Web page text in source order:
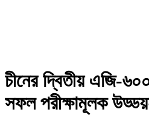
চীনের দ্বিতীয় এজি-
সফল পরীক্ষামূলক